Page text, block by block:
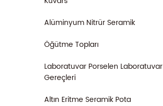
Alüminyum Nitrür Seramik
Öğütme Topları
Laboratuvar Porselen Laboratuvar
Gereçleri
Altın Eritme Seramik Pota